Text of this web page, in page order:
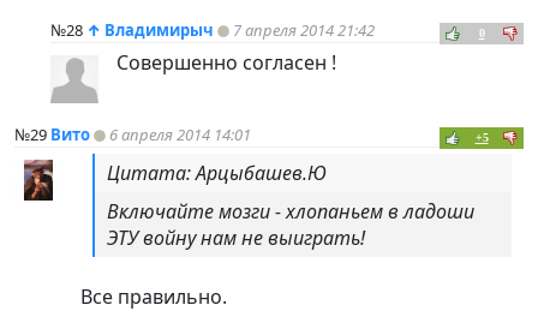
№28 ↑ Владимирыч 7 апреля 2014 21:42 0
Совершенно согласен !
№29 Вито 6 апреля 2014 14:01 +5
Цитата: Арцыбашев.Ю
Включайте мозги - хлопаньем в ладоши
ЭТУ войну нам не выиграть!
Все правильно.